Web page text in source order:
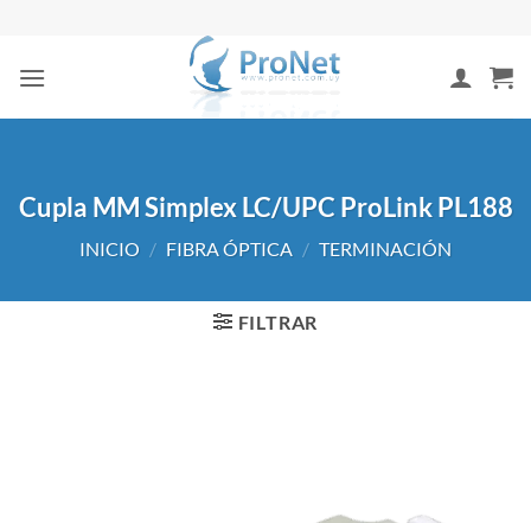
contenido
Cupla MM Simplex LC/UPC ProLink PL188
INICIO / FIBRA ÓPTICA / TERMINACIÓN
FILTRAR